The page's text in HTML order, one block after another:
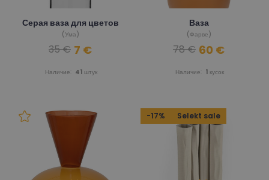
Серая ваза для цветов
(Ума)
Наличие: 41 штук
35 € 7 €
Ваза
(Фарве)
Наличие: 1 кусок
78 € 60 €
-17% Selekt sale